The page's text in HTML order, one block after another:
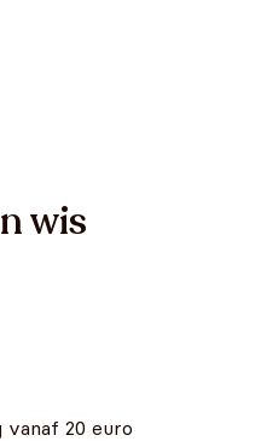
wis
vanaf 20 euro